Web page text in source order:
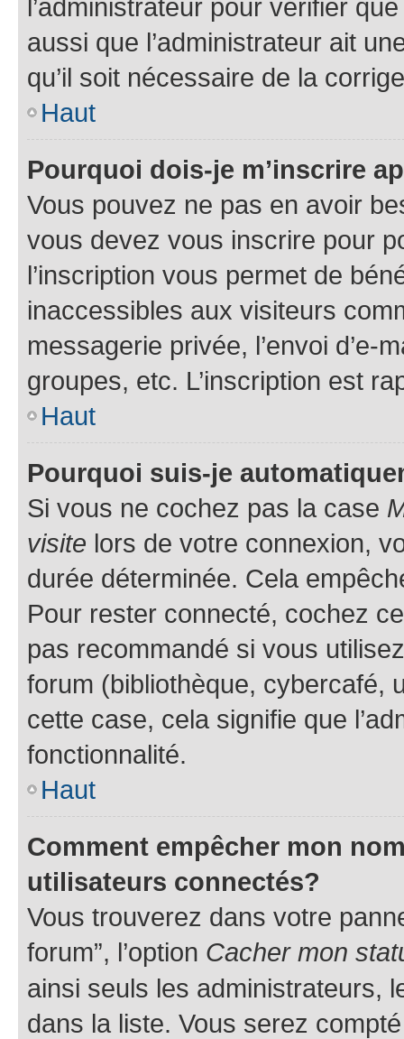
l’administrateur pour vérifier
aussi que l’administrateur ait
qu’il soit nécessaire de la
Haut
Pourquoi dois-je m’inscrire
Vous pouvez ne pas en avoir
vous devez vous inscrire pour
l’inscription vous permet de
inaccessibles aux visiteurs
messagerie privée, l’envoi d’e-
groupes, etc. L’inscription est
Haut
Pourquoi suis-je
Si vous ne cochez pas la case
visite lors de votre connexion,
durée déterminée. Cela
Pour rester connecté, cochez
pas recommandé si vous
forum (bibliothèque, cybercafé,
cette case, cela signifie que
fonctionnalité.
Haut
Comment empêcher mon
utilisateurs connectés?
Vous trouverez dans votre
forum”, l’option Cacher mon
ainsi seuls les administrateurs,
dans la liste. Vous serez